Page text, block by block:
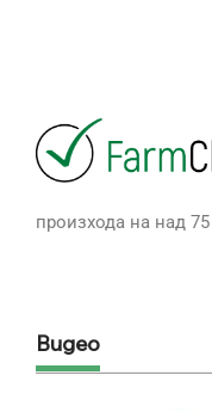
произхода на над
Видео